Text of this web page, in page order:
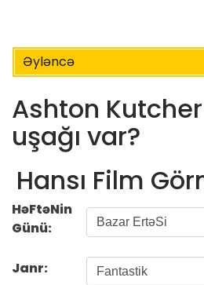
Əyləncə
Ashton
uşağı var?
Hansı Film
HəFtəNin
Günü:
Janr: